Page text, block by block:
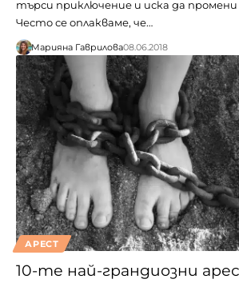
търси приключение и иска да
Често се оплакваме, че…
Марияна Гаврилова08.06.2018
АРЕСТ
10-те най-грандиозни